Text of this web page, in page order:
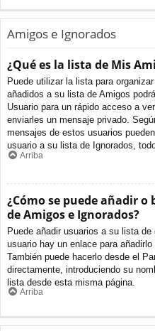
Amigos e Ignorados
¿Qué es la lista de Mis
Puede utilizar la lista para
añadidos a su lista de Amigos
Usuario para un rápido acceso a
enviarles un mensaje privado.
mensajes de estos usuarios
usuario a su lista de Ignorados,
Arriba
¿Cómo se puede añadir
de Amigos e Ignorados?
Puede añadir usuarios a su lista
usuario hay un enlace para
También puede hacerlo desde el
directamente, introduciendo su
lista desde esta misma página.
Arriba